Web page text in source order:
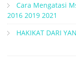
Cara Mengatasi
2016 2019 2021
HAKIKAT DARI